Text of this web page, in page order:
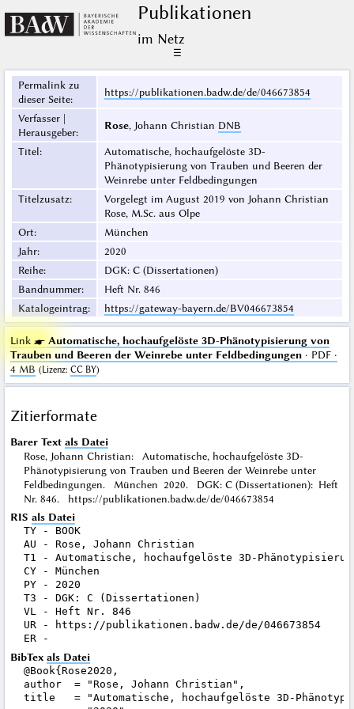
Publikationen
im Netz
☰
Permalink zu
dieser Seite:
https://publikationen.badw.de/de/046673854
Verfasser |
Herausgeber:
Rose, Johann Christian DNB
Titel:
Automatische, hochaufgelöste 3D-
Phänotypisierung von Trauben und Beeren der
Weinrebe unter Feldbedingungen
Titelzusatz:
Vorgelegt im August 2019 von Johann Christian
Rose, M.Sc. aus Olpe
Ort:
München
Jahr:
2020
Reihe:
DGK: C (Dissertationen)
Bandnummer:
Heft Nr. 846
Katalogeintrag: https://gateway-bayern.de/BV046673854
Link ☛ Automatische, hochaufgelöste 3D-Phänotypisierung von
Trauben und Beeren der Weinrebe unter Feldbedingungen· PDF ·
4 MB (Lizenz: CC BY)
Zitierformate
Barer Text als Datei
Rose, Johann Christian: Automatische, hochaufgelöste 3D-
Phänotypisierung von Trauben und Beeren der Weinrebe unter
Feldbedingungen. München 2020. DGK: C (Dissertationen): Heft
Nr. 846. https://publikationen.badw.de/de/046673854
RIS als Datei
TY - BOOK
AU - Rose, Johann Christian
T1 - Automatische, hochaufgelöste 3D-
CY - München
PY - 2020
T3 - DGK: C (Dissertationen)
VL - Heft Nr. 846
UR - https://publikationen.badw.de/de/046673854
BibTex als Datei
@Book{Rose2020,
author  = "Rose, Johann Christian",
title   = "Automatische, hochaufgelöste 3D-